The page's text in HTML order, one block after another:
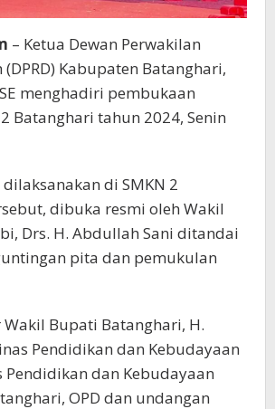
– Ketua Dewan Perwakilan
(DPRD) Kabupaten Batanghari,
menghadiri pembukaan
Batanghari tahun 2024, Senin
di SMKN 2
dibuka resmi oleh Wakil
Drs. H. Abdullah Sani ditandai
pita dan pemukulan
Bupati Batanghari, H.
Pendidikan dan Kebudayaan
Pendidikan dan Kebudayaan
OPD dan undangan